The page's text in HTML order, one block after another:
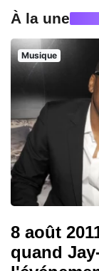
À la une
Musique
8 août
quand